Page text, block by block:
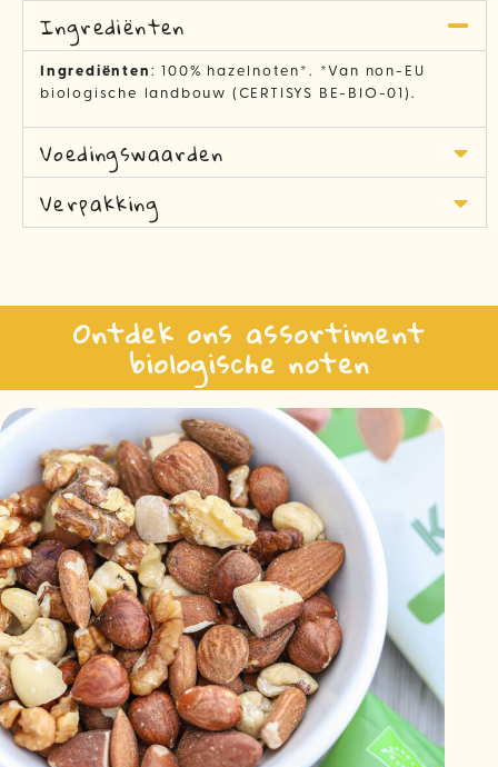
Ingrediënten
Ingrediënten: 100% hazelnoten*. *Van non-EU
biologische landbouw (CERTISYS BE-BIO-01).
Voedingswaarden
Verpakking
Ontdek ons assortiment
biologische noten